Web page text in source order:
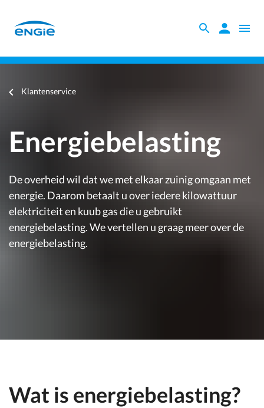
mainZoeken
de
Zoeken
Open
Je
Klantenservice
Energiebelasting
De overheid wil dat we met elkaar zuinig omgaan met
energie. Daarom betaalt u over iedere kilowattuur
elektriciteit en kuub gas die u gebruikt
energiebelasting. We vertellen u graag meer over de
energiebelasting.
Wat is energiebelasting?